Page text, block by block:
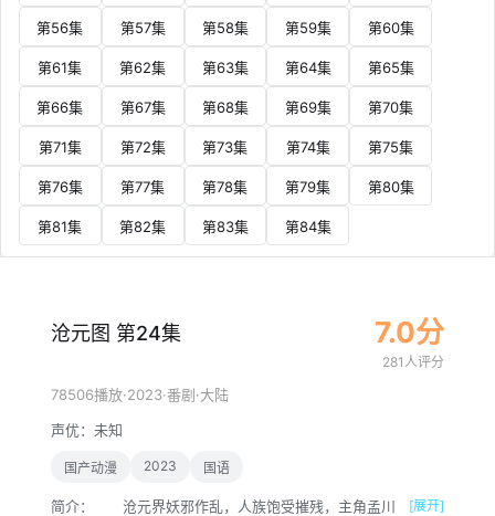
第56集 第57集 第58集 第59集 第60集
第61集 第62集 第63集 第64集 第65集
第66集 第67集 第68集 第69集 第70集
第71集 第72集 第73集 第74集 第75集
第76集 第77集 第78集 第79集 第80集
第81集 第82集 第83集 第84集
沧元图 第24集 7.0分
281人评分
78506播放·2023·番剧·大陆
声优： 未知
国产动漫 2023 国语
简介：
沧元界妖邪作乱，人族饱受摧残，主角孟川
[展开]